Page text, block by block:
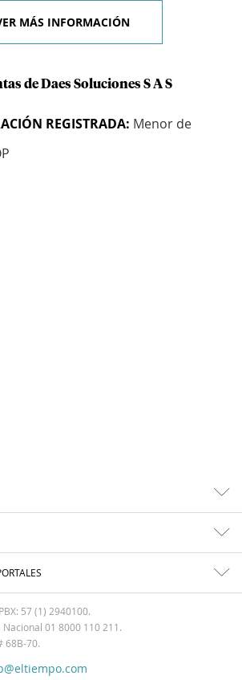
MÁS INFORMACIÓN
de Daes Soluciones S A S
REGISTRADA: Menor de
57 (1) 2940100.
01 8000 110 211.
68B-70.